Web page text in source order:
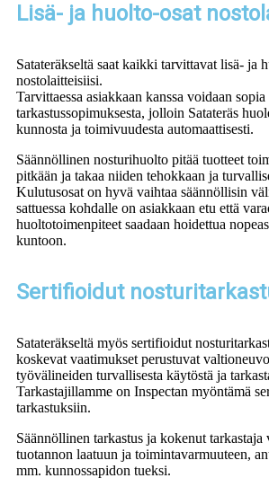
Lisä- ja huolto-osat
Satateräkseltä saat kaikki tarvittavat lisä- ja
nostolaitteisiisi.
Tarvittaessa asiakkaan kanssa voidaan
tarkastussopimuksesta, jolloin Satateräs
kunnosta ja toimivuudesta automaattisesti.
Säännöllinen nosturihuolto pitää tuotteet
pitkään ja takaa niiden tehokkaan ja
Kulutusosat on hyvä vaihtaa säännöllisin
sattuessa kohdalle on asiakkaan etu että
huoltotoimenpiteet saadaan hoidettua
kuntoon.
Sertifioidut
Satateräkseltä myös sertifioidut
koskevat vaatimukset perustuvat
työvälineiden turvallisesta käytöstä ja
Tarkastajillamme on Inspectan myöntämä
tarkastuksiin.
Säännöllinen tarkastus ja kokenut
tuotannon laatuun ja toimintavarmuuteen,
mm. kunnossapidon tueksi.